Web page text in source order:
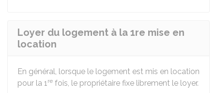
Loyer du logement à la 1re mise en
location
En général, lorsque le logement est mis en location
pour la 1re fois, le propriétaire fixe librement le loyer.